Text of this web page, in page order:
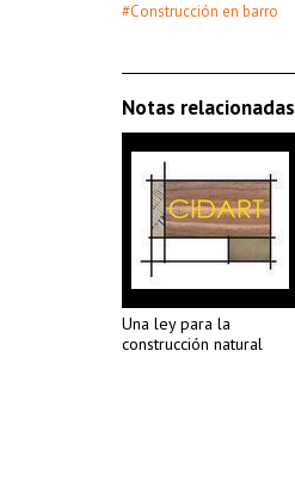
#Construcción en barro
Notas relacionadas
Una ley para la
construcción natural